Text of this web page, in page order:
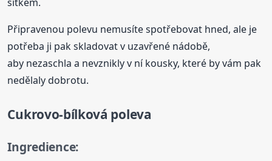
Připravenou polevu nemusíte spotřebovat hned, ale je
potřeba ji pak skladovat v uzavřené nádobě,
aby nezaschla a nevznikly v ní kousky, které by vám pak
nedělaly dobrotu.
Cukrovo-bílková poleva
Ingredience: